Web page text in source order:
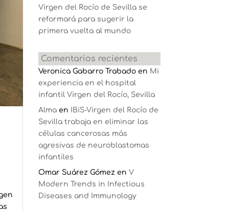
Virgen del Rocío de Sevilla se
reformará para sugerir la
primera vuelta al mundo
Comentarios recientes
Veronica Gabarro Trabadoen Mi
experiencia en el hospital
infantil Virgen del Rocío, Sevilla
Almaen
IBiS-Virgen del Rocío de
Sevilla trabaja en eliminar las
células cancerosas más
agresivas de neuroblastomas
infantiles
Omar Suárez Gómez en V
Modern Trends in Infectious
Diseases and Immunology